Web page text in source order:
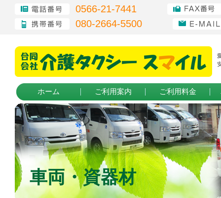
0566-21-7441
080-2664-5500
ホーム ご利用案内 ご利用料金
車両・資器材